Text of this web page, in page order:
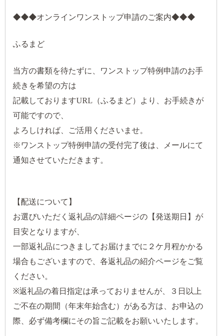
◆◆◆オンラインワンストップ申請のご案内◆◆◆
ふるまど
当方の書類を待たずに、ワンストップ特例申請のお手
続きを希望の方は
記載しておりますURL（ふるまど）より、お手続きが
可能ですので、
よろしければ、ご活用くださいませ。
※ワンストップ特例申請の受付完了後は、メールにて
通知させていただきます。
【配送について】
お選びいただく返礼品の詳細ページの【発送期日】が
目安となりますが、
一部返礼品につきましてお届けまでに２ケ月程かかる
場合もございますので、各返礼品の紹介ページをご覧
ください。
※返礼品の着日指定は承っておりませんが、３日以上
ご不在の期間（年末年始含む）がある方は、お申込の
際、必ず備考欄にその旨ご記載をお願いいたします。